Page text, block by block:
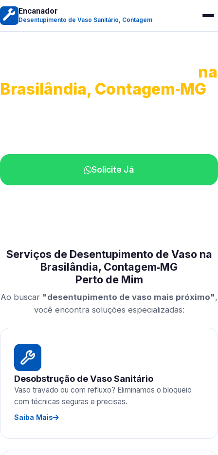
Encanador
Desentupimento de Vaso Sanitário, Contagem
na
Brasilândia, Contagem‑MG
Solicite Já
Serviços de Desentupimento de Vaso na
Brasilândia, Contagem‑MG
Perto de Mim
Ao buscar "desentupimento de vaso mais próximo",
você encontra soluções especializadas:
Desobstrução de Vaso Sanitário
Vaso travado ou com refluxo? Eliminamos o bloqueio
com técnicas seguras e precisas.
Saiba Mais